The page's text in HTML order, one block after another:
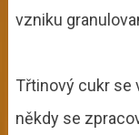
vzniku
Třtinový cukr se
někdy se